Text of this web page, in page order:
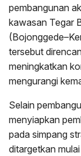
pembangunan
kawasan Tegar
tersebut
meningkatkan
mengurangi
Selain
menyiapkan
pada simpang
ditargetkan